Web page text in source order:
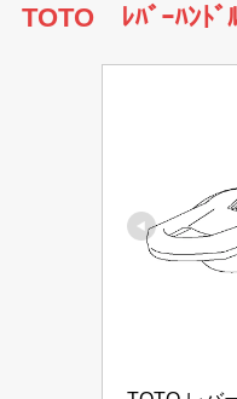
TOTO ﾚﾊﾞｰﾊﾝ